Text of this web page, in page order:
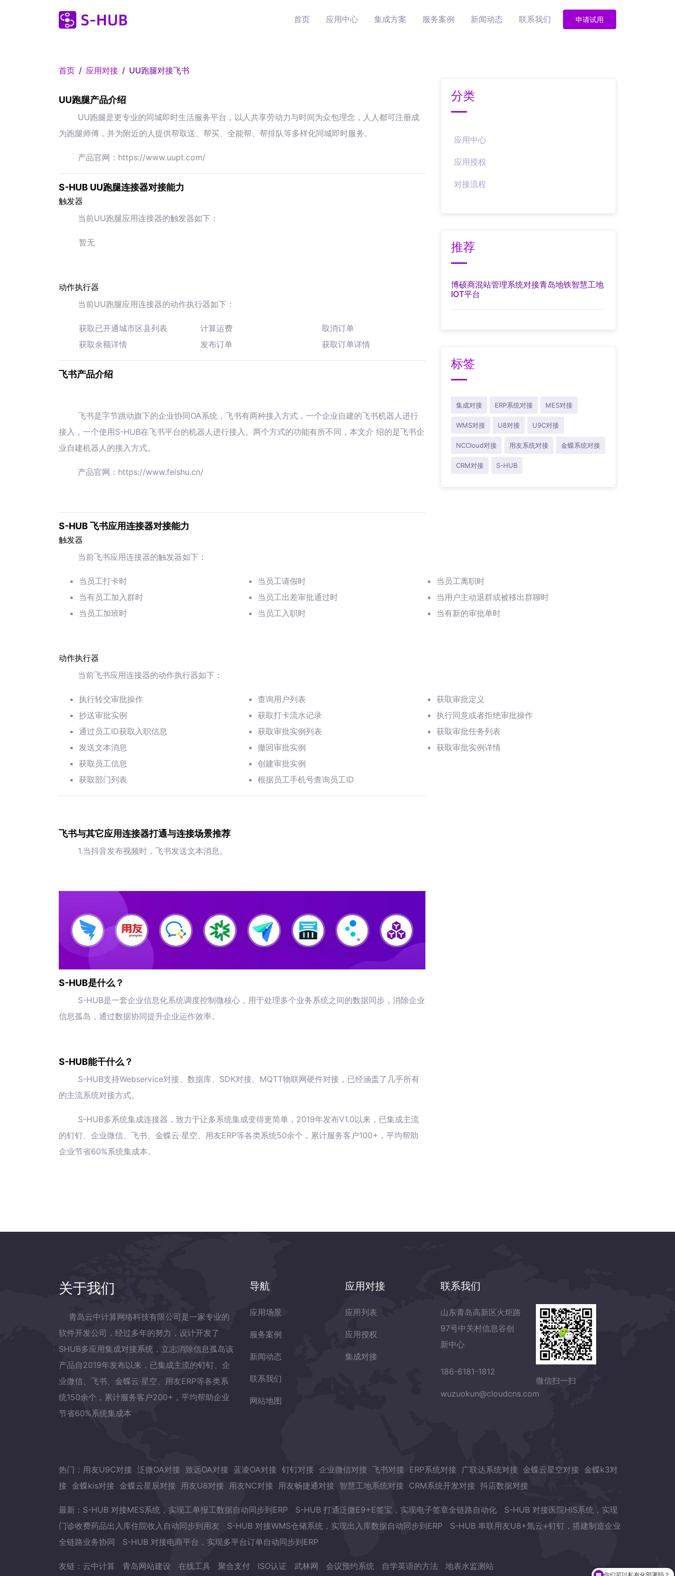
首页 应用中心 集成方案 服务案例 新闻动态 联系我们 申请试用
首页 应用对接 UU跑腿对接飞书
UU跑腿产品介绍
UU跑腿是更专业的同城即时生活服务平台，以人共享劳动力与时间为众包理念，人人都可注册成
为跑腿师傅，并为附近的人提供帮取送、帮买、全能帮、帮排队等多样化同城即时服务。
产品官网：https://www.uupt.com/
S-HUB UU跑腿连接器对接能力
触发器
当前UU跑腿应用连接器的触发器如下：
暂无
动作执行器
当前UU跑腿应用连接器的动作执行器如下：
获取已开通城市区县列表
获取余额详情
计算运费
发布订单
取消订单
获取订单详情
飞书产品介绍
飞书是字节跳动旗下的企业协同OA系统，飞书有两种接入方式，一个企业自建的飞书机器人进行
接入，一个使用S-HUB在飞书平台的机器人进行接入。两个方式的功能有所不同，本文介 绍的是飞书企
业自建机器人的接入方式。
产品官网：https://www.feishu.cn/
S-HUB 飞书应用连接器对接能力
触发器
当前飞书应用连接器的触发器如下：
当员工打卡时
当有员工加入群时
当员工加班时
当员工请假时
当员工出差审批通过时
当员工入职时
当员工离职时
当用户主动退群或被移出群聊时
当有新的审批单时
动作执行器
当前飞书应用连接器的动作执行器如下：
执行转交审批操作
抄送审批实例
通过员工ID获取入职信息
发送文本消息
获取员工信息
获取部门列表
查询用户列表
获取打卡流水记录
获取审批实例列表
撤回审批实例
创建审批实例
根据员工手机号查询员工ID
获取审批定义
执行同意或者拒绝审批操作
获取审批任务列表
获取审批实例详情
飞书与其它应用连接器打通与连接场景推荐
1.当抖音发布视频时，飞书发送文本消息。
S-HUB是什么？
S-HUB是一套企业信息化系统调度控制微核心，用于处理多个业务系统之间的数据同步，消除企业
信息孤岛，通过数据协同提升企业运作效率。
S-HUB能干什么？
S-HUB支持Webservice对接、数据库、SDK对接、MQTT物联网硬件对接，已经涵盖了几乎所有
的主流系统对接方式。
S-HUB多系统集成连接器，致力于让多系统集成变得更简单，2019年发布V1.0以来，已集成主流
的钉钉、企业微信、飞书、金蝶云·星空、用友ERP等各类系统50余个，累计服务客户100+，平均帮助
企业节省60%系统集成本。
分类
应用中心
应用授权
对接流程
推荐
博硕商混站管理系统对接青岛地铁智慧工地
IOT平台
标签
集成对接 ERP系统对接 MES对接
WMS对接 U8对接 U9C对接
NCCloud对接 用友系统对接 金蝶系统对接
CRM对接 S-HUB
关于我们
青岛云中计算网络科技有限公司是一家专业的
软件开发公司，经过多年的努力，设计开发了
SHUB多应用集成对接系统，立志消除信息孤岛该
产品自2019年发布以来，已集成主流的钉钉、企
业微信、飞书、金蝶云·星空、用友ERP等各类系
统150余个，累计服务客户200+，平均帮助企业
节省60%系统集成本
导航
应用场景
服务案例
新闻动态
联系我们
网站地图
应用对接
应用列表
应用授权
集成对接
联系我们
山东青岛高新区火炬路
97号中关村信息谷创
新中心
186-6181-1812
wuzuokun@cloudcns.com
微信扫一扫
热门： 用友U9C对接 泛微OA对接 致远OA对接 蓝凌OA对接 钉钉对接 企业微信对接 飞书对接 ERP系统对接 广联达系统对接 金蝶云星空对接 金蝶k3对
接 金蝶kis对接 金蝶云星辰对接 用友U8对接 用友NC对接 用友畅捷通对接 智慧工地系统对接 CRM系统开发对接 抖店数据对接
最新： S-HUB 对接MES系统，实现工单报工数据自动同步到ERP S-HUB 打通泛微E9+E签宝，实现电子签章全链路自动化
S-HUB 对接医院HIS系统，实现
门诊收费药品出入库住院收入自动同步到用友
S-HUB 对接WMS仓储系统，实现出入库数据自动同步到ERP
S-HUB 串联用友U8+氚云+钉钉，搭建制造企业
全链路业务协同
S-HUB 对接电商平台，实现多平台订单自动同步到ERP
友链： 云中计算 青岛网站建设 在线工具 聚合支付 ISO认证 武林网 会议预约系统 自学英语的方法 地表水监测站